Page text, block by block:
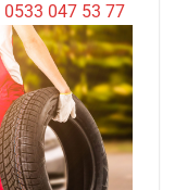
0533 047 53 77